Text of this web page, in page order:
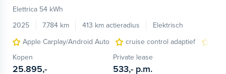
Elettrica 54 kWh
2025
7.784 km 413 km actieradius
Elektrisch
Apple Carplay/Android Auto
cruise control adaptief
Kopen
25.895,-
Private lease
533,- p.m.